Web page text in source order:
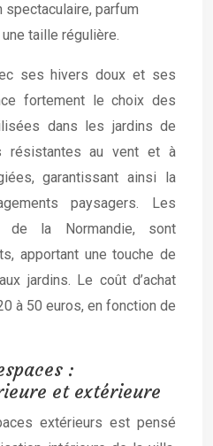
spectaculaire, parfum
taille régulière.
ses hivers doux et ses
fortement le choix des
dans les jardins de
résistantes au vent et à
garantissant ainsi la
paysagers. Les
de la Normandie, sont
apportant une touche de
jardins. Le coût d’achat
à 50 euros, en fonction de
:
et extérieure
extérieurs est pensé